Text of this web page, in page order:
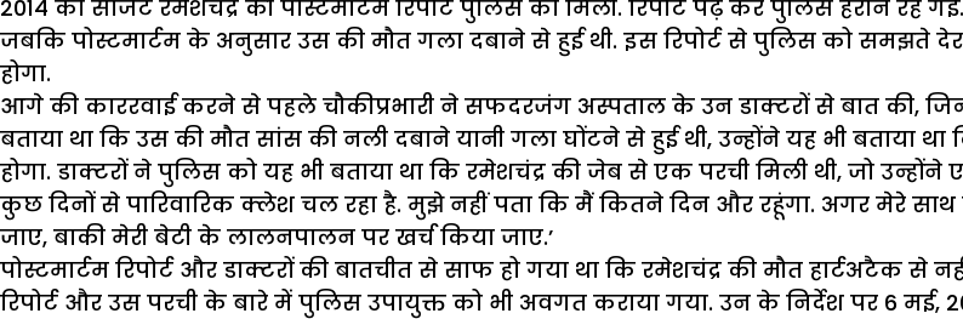
2014 को सार्जेंट रमेशचंद्र की पोस्टमार्टम रिपोर्ट पुलिस को मिली. रिपोर्ट पढ़ कर पुलिस हैरान
जबकि पोस्टमार्टम के अनुसार उस की मौत गला दबाने से हुई थी. इस रिपोर्ट से पुलिस को समझते
होगा.
आगे की काररवाई करने से पहले चौकीप्रभारी ने सफदरजंग अस्पताल के उन डाक्टरों से बात की,
बताया था कि उस की मौत सांस की नली दबाने यानी गला घोंटने से हुई थी, उन्होंने यह भी बताया
होगा. डाक्टरों ने पुलिस को यह भी बताया था कि रमेशचंद्र की जेब से एक परची मिली थी, जो उन्होंने
कुछ दिनों से पारिवारिक क्लेश चल रहा है. मुझे नहीं पता कि मैं कितने दिन और रहूंगा. अगर मेरे साथ
जाए, बाकी मेरी बेटी के लालनपालन पर खर्च किया जाए.’
पोस्टमार्टम रिपोर्ट और डाक्टरों की बातचीत से साफ हो गया था कि रमेशचंद्र की मौत हार्टअटैक से
रिपोर्ट और उस परची के बारे में पुलिस उपायुक्त को भी अवगत कराया गया. उन के निर्देश पर 6 मई,